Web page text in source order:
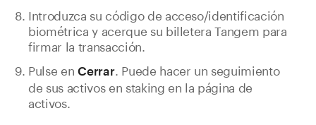
Introduzca su código de acceso/identificación
biométrica y acerque su billetera Tangem para
firmar la transacción.
Pulse en Cerrar. Puede hacer un seguimiento
de sus activos en staking en la página de
activos.